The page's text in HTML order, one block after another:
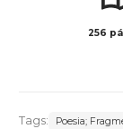
256
Tags: Poesia;